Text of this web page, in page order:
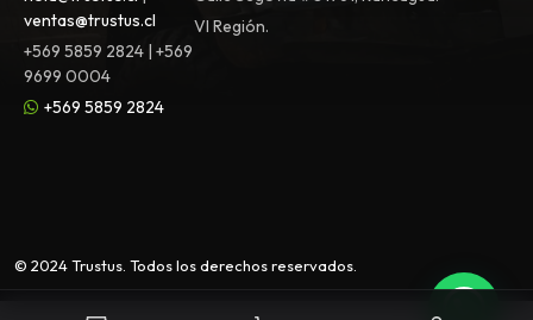
ventas@trustus.cl
+569 5859 2824 | +569
9699 0004
+569 5859 2824
VI Región.
© 2024 Trustus. Todos los derechos reservados.